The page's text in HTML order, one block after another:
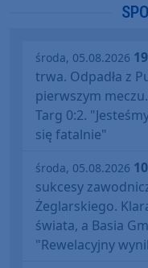
środa, 05.08.2026
trwa. Odpadła z
pierwszym
Targ 0:2.
się fatalnie"
środa, 05.08.2026
sukcesy
Żeglarskiego.
świata, a Basia
"Rewelacyjny